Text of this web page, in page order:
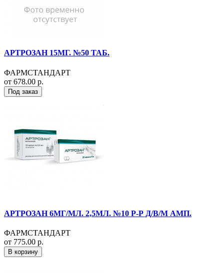
АРТРОЗАН 15МГ. №50 ТАБ.
ФАРМСТАНДАРТ
от 678.00 р.
Под заказ
АРТРОЗАН 6МГ/МЛ. 2,5МЛ. №10 Р-Р Д/В/М АМП.
ФАРМСТАНДАРТ
от 775.00 р.
В корзину